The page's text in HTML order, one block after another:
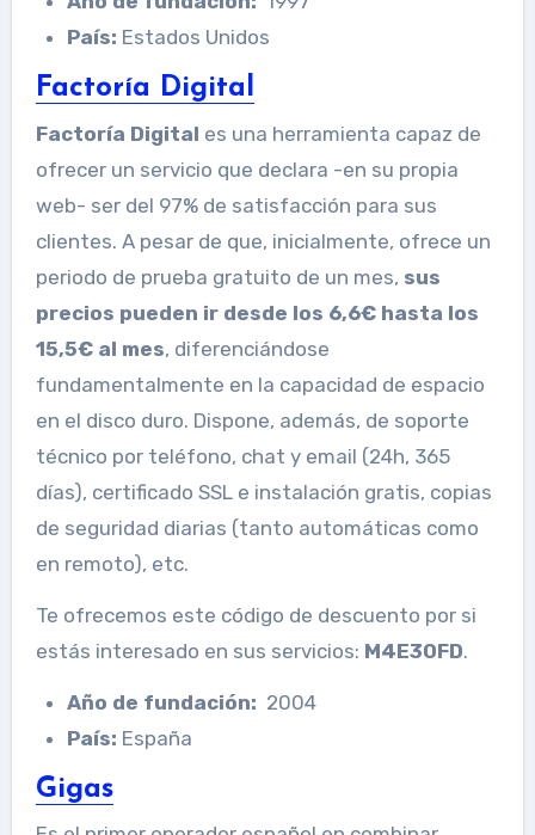
País: Estados Unidos
Factoría Digital
Factoría Digital es una herramienta capaz de
ofrecer un servicio que declara -en su propia
web- ser del 97% de satisfacción para sus
clientes. A pesar de que, inicialmente, ofrece un
periodo de prueba gratuito de un mes, sus
precios pueden ir desde los 6,6€ hasta los
15,5€ al mes, diferenciándose
fundamentalmente en la capacidad de espacio
en el disco duro. Dispone, además, de soporte
técnico por teléfono, chat y email (24h, 365
días), certificado SSL e instalación gratis, copias
de seguridad diarias (tanto automáticas como
en remoto), etc.
Te ofrecemos este código de descuento por si
estás interesado en sus servicios: M4E30FD.
Año de fundación: 2004
País: España
Gigas